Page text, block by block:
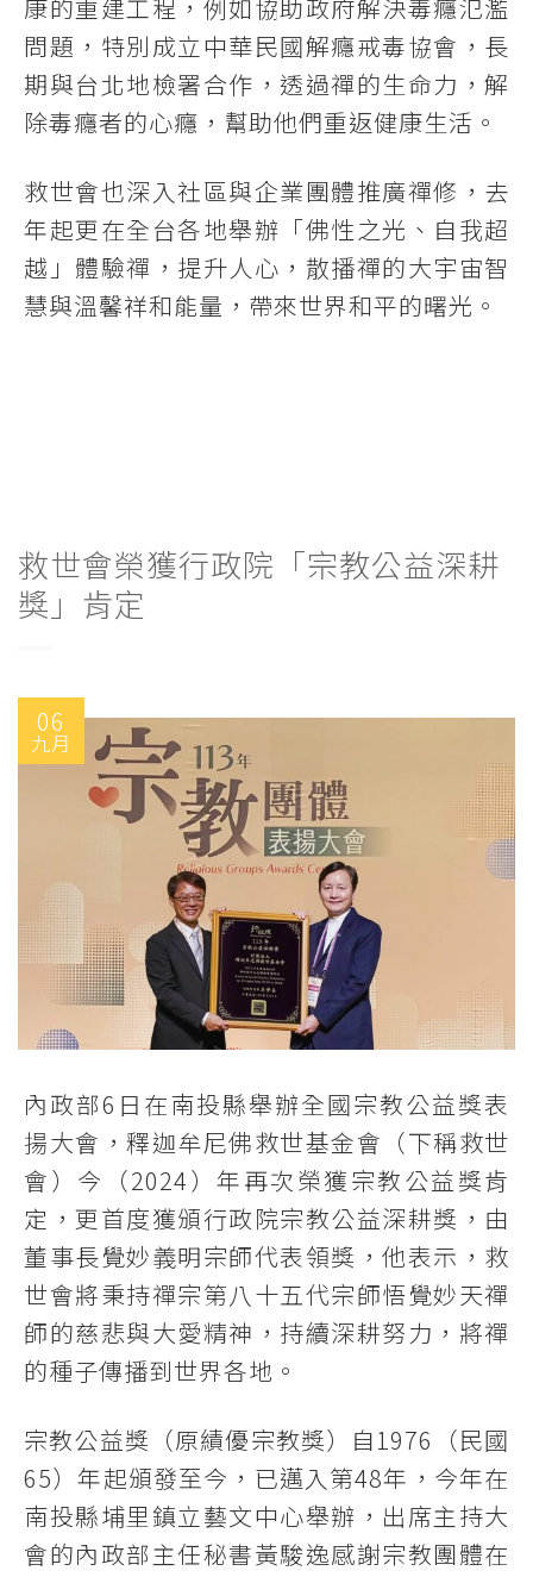
康的重建工程，例如協助政府解決毒癮氾濫
問題，特別成立中華民國解癮戒毒協會，長
期與台北地檢署合作，透過禪的生命力，解
除毒癮者的心癮，幫助他們重返健康生活。
救世會也深入社區與企業團體推廣禪修，去
年起更在全台各地舉辦「佛性之光、自我超
越」體驗禪，提升人心，散播禪的大宇宙智
慧與溫馨祥和能量，帶來世界和平的曙光。
救世會榮獲行政院「宗教公益深耕
獎」肯定
06
九月
內政部6日在南投縣舉辦全國宗教公益獎表
揚大會，釋迦牟尼佛救世基金會（下稱救世
會）今（2024）年再次榮獲宗教公益獎肯
定，更首度獲頒行政院宗教公益深耕獎，由
董事長覺妙義明宗師代表領獎，他表示，救
世會將秉持禪宗第八十五代宗師悟覺妙天禪
師的慈悲與大愛精神，持續深耕努力，將禪
的種子傳播到世界各地。
宗教公益獎（原績優宗教獎）自1976（民國
65）年起頒發至今，已邁入第48年，今年在
南投縣埔里鎮立藝文中心舉辦，出席主持大
會的內政部主任秘書黃駿逸感謝宗教團體在